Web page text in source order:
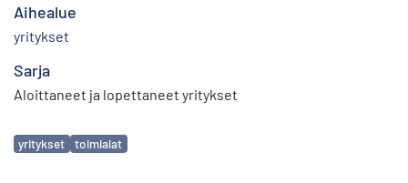
Aihealue
yritykset
Sarja
Aloittaneet ja lopettaneet yritykset
Avainsanat
yritykset toimialat